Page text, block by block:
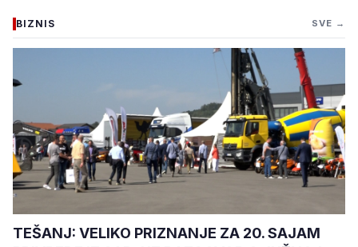
BIZNIS SVE →
TEŠANJ: VELIKO PRIZNANJE ZA 20. SAJAM